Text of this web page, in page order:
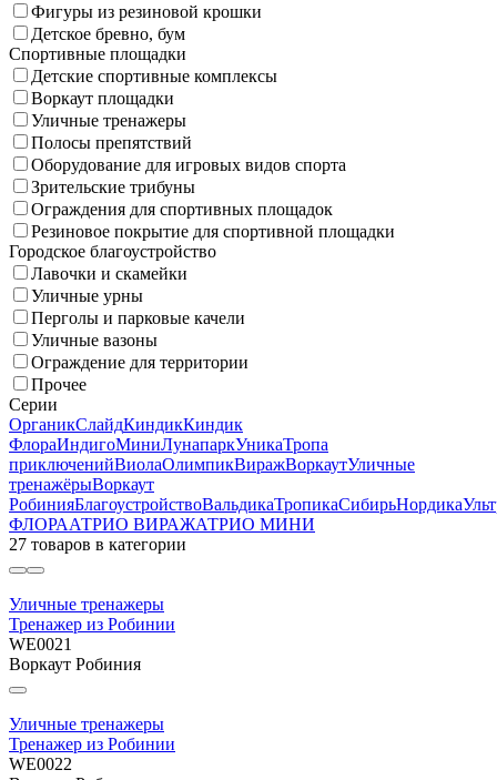
Фигуры из резиновой крошки
Детское бревно, бум
Спортивные площадки
Детские спортивные комплексы
Воркаут площадки
Уличные тренажеры
Полосы препятствий
Оборудование для игровых видов спорта
Зрительские трибуны
Ограждения для спортивных площадок
Резиновое покрытие для спортивной площадки
Городское благоустройство
Лавочки и скамейки
Уличные урны
Перголы и парковые качели
Уличные вазоны
Ограждение для территории
Прочее
Серии
ОрганикСлайдКиндикКиндик
ФлораИндигоМиниЛунапаркУникаТропа
приключенийВиолаОлимпикВиражВоркаутУличные
тренажёрыВоркаут
РобинияБлагоустройствоВальдикаТропикаСибирьНордика
ФЛОРААТРИО ВИРАЖАТРИО МИНИ
27 товаров в категории
Уличные тренажеры
Тренажер из Робинии
WE0021
Воркаут Робиния
Уличные тренажеры
Тренажер из Робинии
WE0022